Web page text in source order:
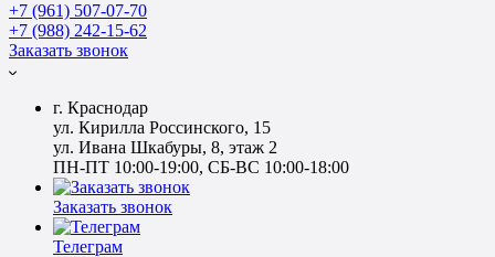
+7 (961) 507-07-70
+7 (988) 242-15-62
Заказать звонок
г. Краснодар
ул. Кирилла Россинского, 15
ул. Ивана Шкабуры, 8, этаж 2
ПН-ПТ 10:00-19:00, СБ-ВС 10:00-18:00
Заказать звонок
Телеграм